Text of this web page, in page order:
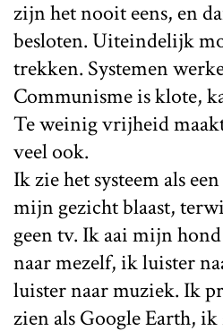
zijn het nooit eens, en
besloten. Uiteindelijk
trekken. Systemen
Communisme is klote,
Te weinig vrijheid
veel ook.
Ik zie het systeem als
mijn gezicht blaast,
geen tv. Ik aai mijn
naar mezelf, ik luister
luister naar muziek. Ik
zien als Google Earth,